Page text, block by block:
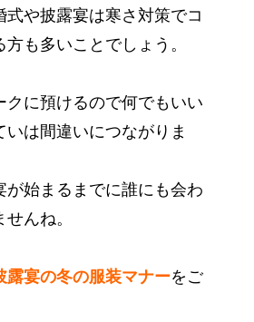
式や披露宴は寒さ対策でコ
も多いことでしょう。
クに預けるので何でもいい
いは間違いにつながりま
が始まるまでに誰にも会わ
んね。
露宴の冬の服装マナーをご